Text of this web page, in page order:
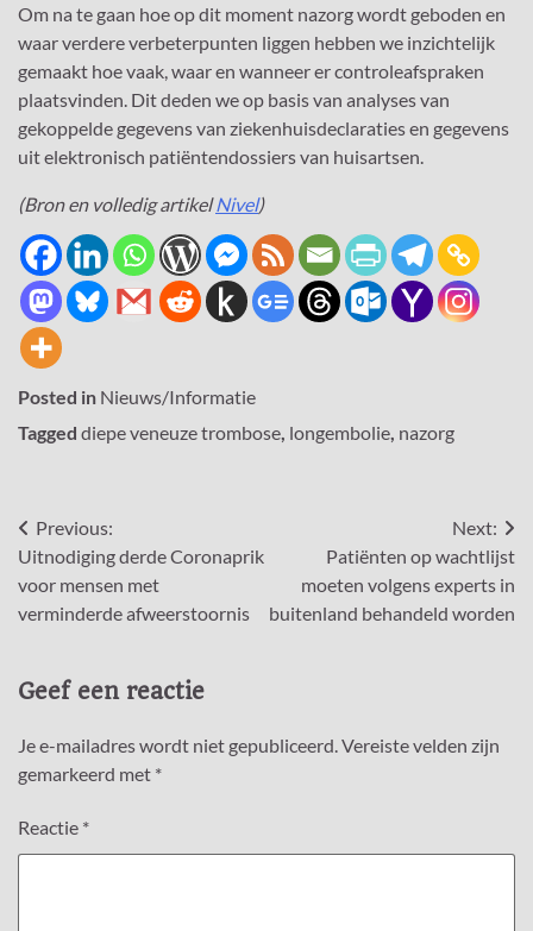
Om na te gaan hoe op dit moment nazorg wordt geboden en
waar verdere verbeterpunten liggen hebben we inzichtelijk
gemaakt hoe vaak, waar en wanneer er controleafspraken
plaatsvinden. Dit deden we op basis van analyses van
gekoppelde gegevens van ziekenhuisdeclaraties en gegevens
uit elektronisch patiëntendossiers van huisartsen.
(Bron en volledig artikelNivel)
Posted in Nieuws/Informatie
Tagged diepe veneuze trombose, longembolie, nazorg
Bericht
navigatie
Previous:
Uitnodiging derde Coronaprik
voor mensen met
verminderde afweerstoornis
Next:
Patiënten op wachtlijst
moeten volgens experts in
buitenland behandeld worden
Geef een reactie
Je e-mailadres wordt niet gepubliceerd.Vereiste velden zijn
gemarkeerd met *
Reactie *